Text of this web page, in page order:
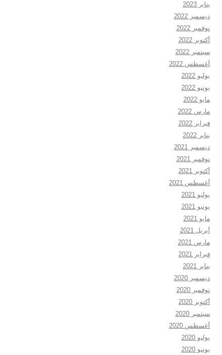
يناير 2023
ديسمبر 2022
نوفمبر 2022
أكتوبر 2022
سبتمبر 2022
أغسطس 2022
يوليو 2022
يونيو 2022
مايو 2022
مارس 2022
فبراير 2022
يناير 2022
ديسمبر 2021
نوفمبر 2021
أكتوبر 2021
أغسطس 2021
يوليو 2021
يونيو 2021
مايو 2021
أبريل 2021
مارس 2021
فبراير 2021
يناير 2021
ديسمبر 2020
نوفمبر 2020
أكتوبر 2020
سبتمبر 2020
أغسطس 2020
يوليو 2020
يونيو 2020